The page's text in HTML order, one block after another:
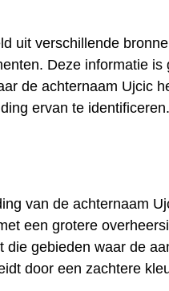
uit verschillende
Deze informatie is
de achternaam Ujcic
ervan te identificeren.
van de achternaam
een grotere
gebieden waar de
door een zachtere